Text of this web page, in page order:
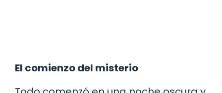
El comienzo del misterio